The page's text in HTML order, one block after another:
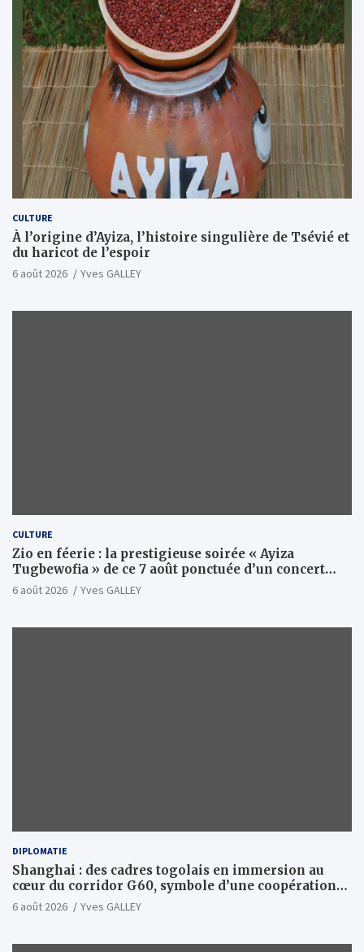
CULTURE
À l’origine d’Ayiza, l’histoire singulière de Tsévié et
du haricot de l’espoir
6 août 2026 Yves GALLEY
CULTURE
Zio en féerie : la prestigieuse soirée « Ayiza
Tugbewofia » de ce 7 août ponctuée d’un concert
XXL d’anthologie
6 août 2026 Yves GALLEY
DIPLOMATIE
Shanghai : des cadres togolais en immersion au
cœur du corridor G60, symbole d’une coopération
sino-togolaise axée sur l’excellence et le leadership
6 août 2026 Yves GALLEY